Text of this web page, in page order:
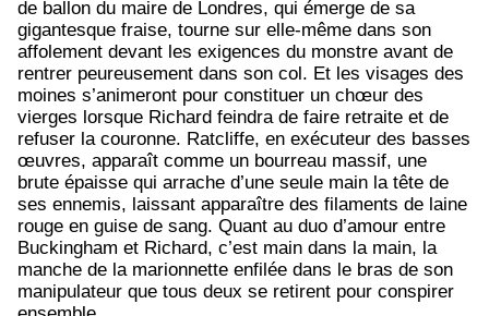
de ballon du maire de Londres, qui émerge de sa
gigantesque fraise, tourne sur elle-même dans son
affolement devant les exigences du monstre avant de
rentrer peureusement dans son col. Et les visages des
moines s’animeront pour constituer un chœur des
vierges lorsque Richard feindra de faire retraite et de
refuser la couronne. Ratcliffe, en exécuteur des basses
œuvres, apparaît comme un bourreau massif, une
brute épaisse qui arrache d’une seule main la tête de
ses ennemis, laissant apparaître des filaments de laine
rouge en guise de sang. Quant au duo d’amour entre
Buckingham et Richard, c’est main dans la main, la
manche de la marionnette enfilée dans le bras de son
manipulateur que tous deux se retirent pour conspirer